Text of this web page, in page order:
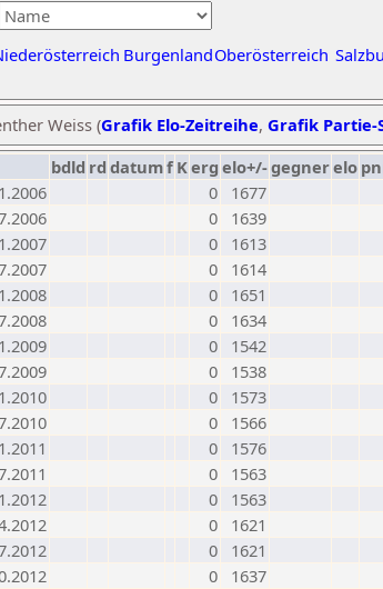
BurgenlandOberösterreich
Weiss (Grafik Elo-Zeitreihe, Grafik Partie-
bdld rd datumf Kerg elo+/-gegnerelo
0
1677
0
1639
0
1613
0
1614
0
1651
0
1634
0
1542
0
1538
0
1573
0
1566
0
1576
0
1563
0
1563
0
1621
0
1621
0
1637